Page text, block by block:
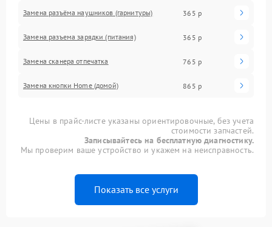
Замена разъёма наушников (гарнитуры) 365 р
Замена разъема зарядки (питания) 365 р
Замена сканера отпечатка 765 р
Замена кнопки Home (домой) 865 р
Цены в прайс-листе указаны ориентировочные, без учета
стоимости запчастей.
Записывайтесь на бесплатную диагностику.
Мы проверим ваше устройство и укажем на неисправность.
Показать все услуги